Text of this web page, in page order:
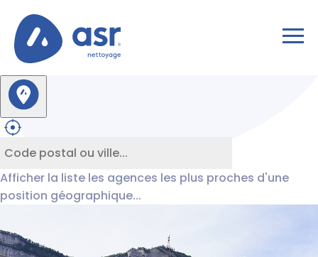
Afficher la liste les agences les plus proches d'une
position géographique...